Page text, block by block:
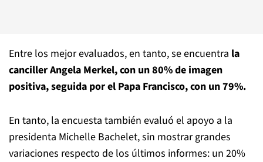
Entre los mejor evaluados, en tanto, se encuentra la
canciller Angela Merkel, con un 80% de imagen
positiva, seguida por el Papa Francisco, con un 79%.
En tanto, la encuesta también evaluó el apoyo a la
presidenta Michelle Bachelet, sin mostrar grandes
variaciones respecto de los últimos informes: un 20%